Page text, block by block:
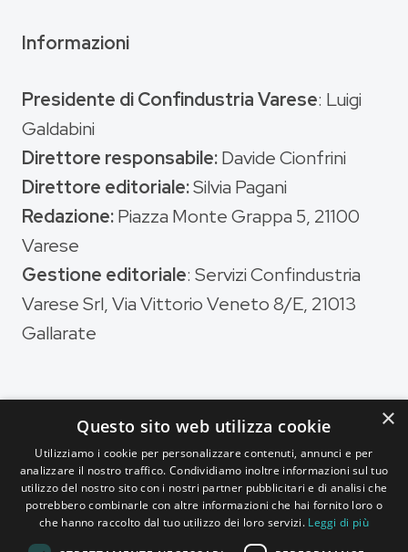
Informazioni
Presidente di Confindustria Varese: Luigi
Galdabini
Direttore responsabile:Davide Cionfrini
Direttore editoriale:Silvia Pagani
Redazione:Piazza Monte Grappa 5, 21100
Varese
Gestione editoriale: Servizi Confindustria
Varese Srl, Via Vittorio Veneto 8/E, 21013
Gallarate
Magazine di
×
Questo sito web utilizza cookie
Utilizziamo i cookie per personalizzare contenuti, annunci e per
analizzare il nostro traffico. Condividiamo inoltre informazioni sul tuo
utilizzo del nostro sito con i nostri partner pubblicitari e di analisi che
potrebbero combinarle con altre informazioni che hai fornito loro o
che hanno raccolto dal tuo utilizzo dei loro servizi. Leggi di più